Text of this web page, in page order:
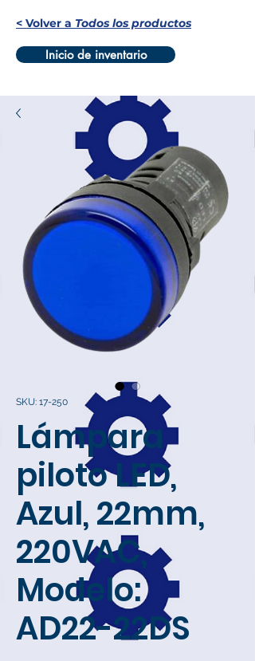
< Volver a Todos los productos
Inicio de inventario
SKU: 17-250
Lámpara
piloto LED,
Azul, 22mm,
220VAC,
Modelo:
AD22-22DS